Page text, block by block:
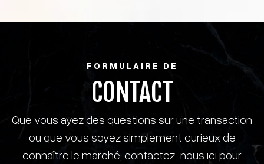
FORMULAIRE DE
CONTACT
Que vous ayez des questions sur une transaction
ou que vous soyez simplement curieux de
connaître le marché, contactez-nous ici pour